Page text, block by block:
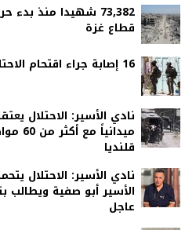
73,382 شهيدا منذ
قطاع غزة
16 إصابة جراء اقتحام الاحتلال مخيم قلنديا
نادي الأسير: الاحتلال
قلنديا
نادي الأسير: الاحتلال
الأسير أبو صفية ويطالب
عاجل